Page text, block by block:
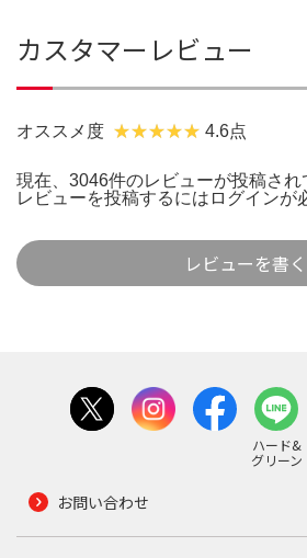
カスタマーレビュー
オススメ度 4.6点
現在、3046件のレビューが投稿され
レビューを投稿するには ログインが
レビューを書く
ハード&
グリーン
お問い合わせ